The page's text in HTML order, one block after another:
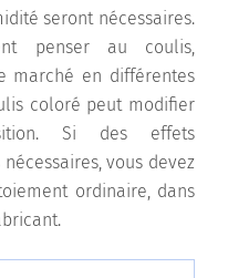
seront nécessaires.
penser au coulis,
marché en différentes
coloré peut modifier
Si des effets
vous devez
ordinaire, dans